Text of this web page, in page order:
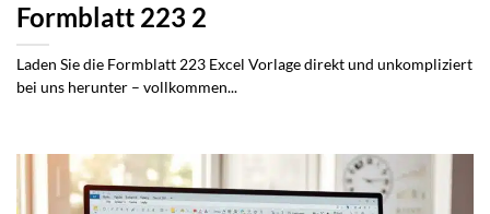
Formblatt 223 2
Laden Sie die Formblatt 223 Excel Vorlage direkt und unkompliziert
bei uns herunter – vollkommen...